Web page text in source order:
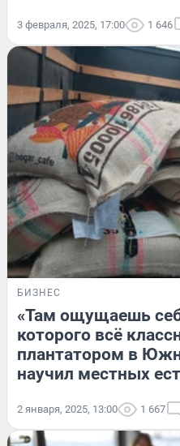
3 февраля, 2025, 17:00 1 646
БИЗНЕС
«Там ощущаешь
которого всё
плантатором в
научил местных
2 января, 2025, 13:00 1 667